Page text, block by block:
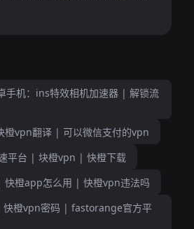
手机：ins特效相机加速器 | 解锁流
橙vpn翻译 | 可以微信支付的vpn
平台 | 块橙vpn | 快橙下载
快橙app怎么用 | 快橙vpn违法吗
快橙vpn密码 | fastorange官方平